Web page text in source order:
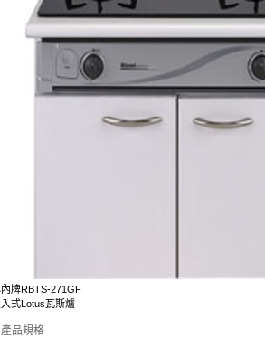
牌RBTS-271GF
式Lotus瓦斯爐
產品規格